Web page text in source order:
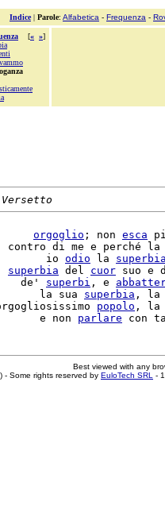
Indice| Parole: Alfabetica - Frequenza -
[« »]
orgoglio ; non esca
di me e perché
io odio la
superbia del cuor suo e
de' superbi , e
la sua
superbia , la
popolo , la
e non parlare con
Best viewed with any
- Some rights reserved by EuloTech SRL -